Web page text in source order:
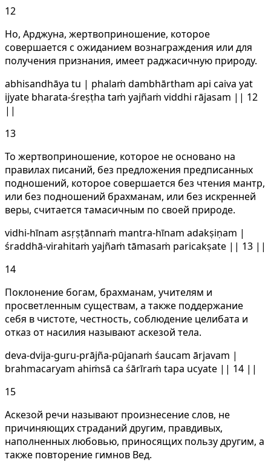
12
Но, Арджуна, жертвоприношение, которое
совершается с ожиданием вознаграждения или для
получения признания, имеет раджасичную природу.
abhisandhāya tu | phalaṁ dambhārtham api caiva yat
ijyate bharata-śreṣṭha taṁ yajñaṁ viddhi rājasam || 12
||
13
То жертвоприношение, которое не основано на
правилах писаний, без предложения предписанных
подношений, которое совершается без чтения мантр,
или без подношений брахманам, или без искренней
веры, считается тамасичным по своей природе.
vidhi-hīnam asṛṣṭānnaṁ mantra-hīnam adakṣiṇam |
śraddhā-virahitaṁ yajñaṁ tāmasaṁ paricakṣate || 13 ||
14
Поклонение богам, брахманам, учителям и
просветленным существам, а также поддержание
себя в чистоте, честность, соблюдение целибата и
отказ от насилия называют аскезой тела.
deva-dvija-guru-prājña-pūjanaṁ śaucam ārjavam |
brahmacaryam ahiṁsā ca śārīraṁ tapa ucyate || 14 ||
15
Аскезой речи называют произнесение слов, не
причиняющих страданий другим, правдивых,
наполненных любовью, приносящих пользу другим, а
также повторение гимнов Вед.